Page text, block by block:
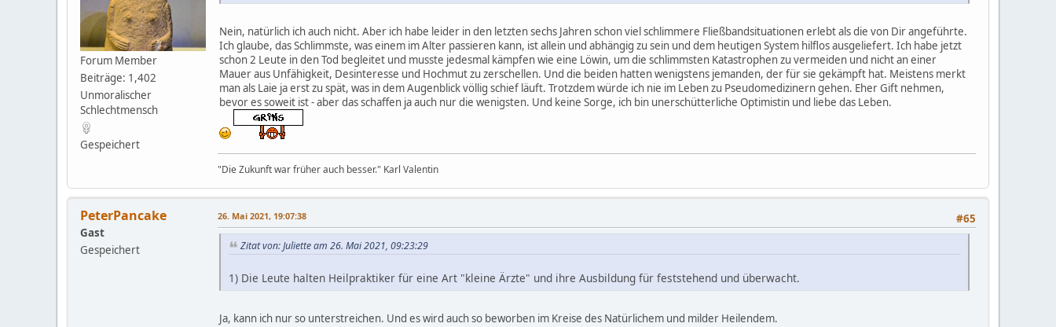
Forum Member
Beiträge: 1,402
Unmoralischer
Schlechtmensch
Gespeichert
Nein, natürlich ich auch nicht. Aber ich habe leider in den letzten sechs Jahren schon viel schlimmere Fließbandsituationen erlebt als die von Dir angeführte.
Ich glaube, das Schlimmste, was einem im Alter passieren kann, ist allein und abhängig zu sein und dem heutigen System hilflos ausgeliefert. Ich habe jetzt
schon 2 Leute in den Tod begleitet und musste jedesmal kämpfen wie eine Löwin, um die schlimmsten Katastrophen zu vermeiden und nicht an einer
Mauer aus Unfähigkeit, Desinteresse und Hochmut zu zerschellen. Und die beiden hatten wenigstens jemanden, der für sie gekämpft hat. Meistens merkt
man als Laie ja erst zu spät, was in dem Augenblick völlig schief läuft. Trotzdem würde ich nie im Leben zu Pseudomedizinern gehen. Eher Gift nehmen,
bevor es soweit ist - aber das schaffen ja auch nur die wenigsten. Und keine Sorge, ich bin unerschütterliche Optimistin und liebe das Leben.
"Die Zukunft war früher auch besser." Karl Valentin
PeterPancake
Gast
Gespeichert
#65
26. Mai 2021, 19:07:38
Zitat von: Juliette am 26. Mai 2021, 09:23:29
1) Die Leute halten Heilpraktiker für eine Art "kleine Ärzte" und ihre Ausbildung für feststehend und überwacht.
Ja, kann ich nur so unterstreichen. Und es wird auch so beworben im Kreise des Natürlichem und milder Heilendem.